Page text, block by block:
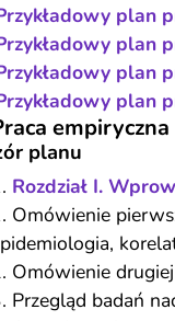
plan
plan
plan
plan
empiryczna
planu
Rozdział I.
Omówienie
Omówienie
Przegląd badań